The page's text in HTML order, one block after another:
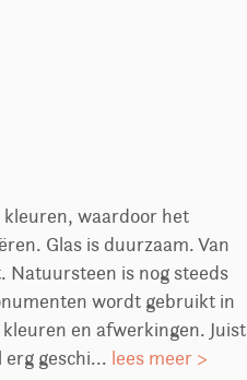
kleuren, waardoor het
Glas is duurzaam. Van
Natuursteen is nog steeds
wordt gebruikt in
en afwerkingen. Juist
geschi... lees meer >